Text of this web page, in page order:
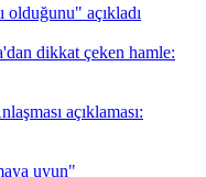
olduğunu" açıkladı
dikkat çeken hamle:
açıklaması:
uyun"